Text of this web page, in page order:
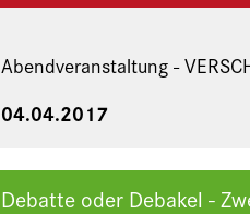
Abendveranstaltung -
04.04.2017
Debatte oder Debakel -